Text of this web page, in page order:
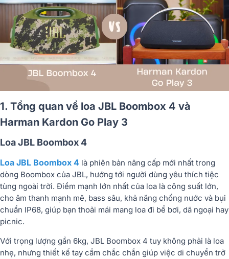
1. Tổng quan về loa JBL Boombox 4 và
Harman Kardon Go Play 3
Loa JBL Boombox 4
Loa JBL Boombox 4 là phiên bản nâng cấp mới nhất trong
dòng Boombox của JBL, hướng tới người dùng yêu thích tiệc
tùng ngoài trời. Điểm mạnh lớn nhất của loa là công suất lớn,
cho âm thanh mạnh mẽ, bass sâu, khả năng chống nước và bụi
chuẩn IP68, giúp bạn thoải mái mang loa đi bể bơi, dã ngoại hay
picnic.
Với trọng lượng gần 6kg, JBL Boombox 4 tuy không phải là loa
nhẹ, nhưng thiết kế tay cầm chắc chắn giúp việc di chuyển trở